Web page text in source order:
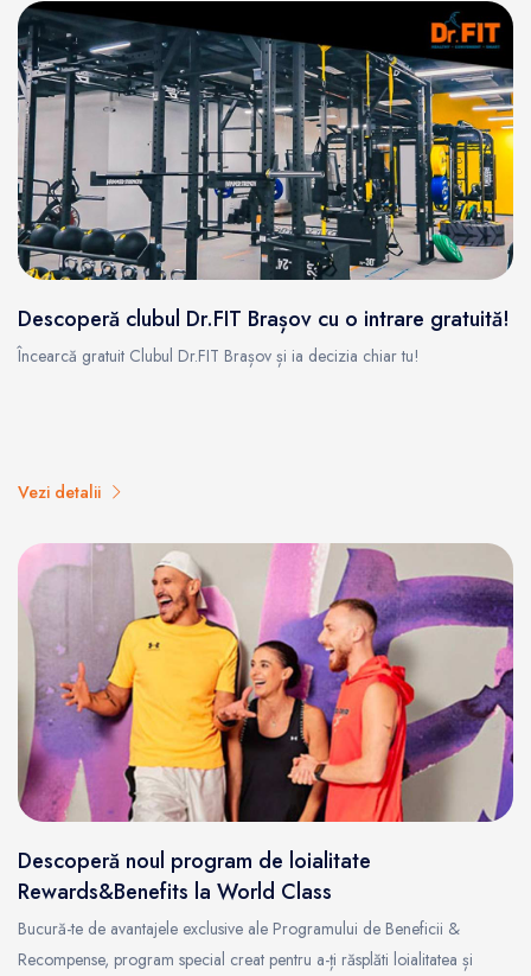
Descoperă clubul Dr.FIT Brașov cu o intrare gratuită!
Încearcă gratuit Clubul Dr.FIT Brașov și ia decizia chiar tu!
Vezi detalii
Descoperă noul program de loialitate
Rewards&Benefits la World Class
Bucură-te de avantajele exclusive ale Programului de Beneficii &
Recompense, program special creat pentru a-ți răsplăti loialitatea și